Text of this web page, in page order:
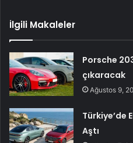
İlgili Makaleler
Porsche
çıkaracak
Ağustos 9,
Türkiye’de
Aştı